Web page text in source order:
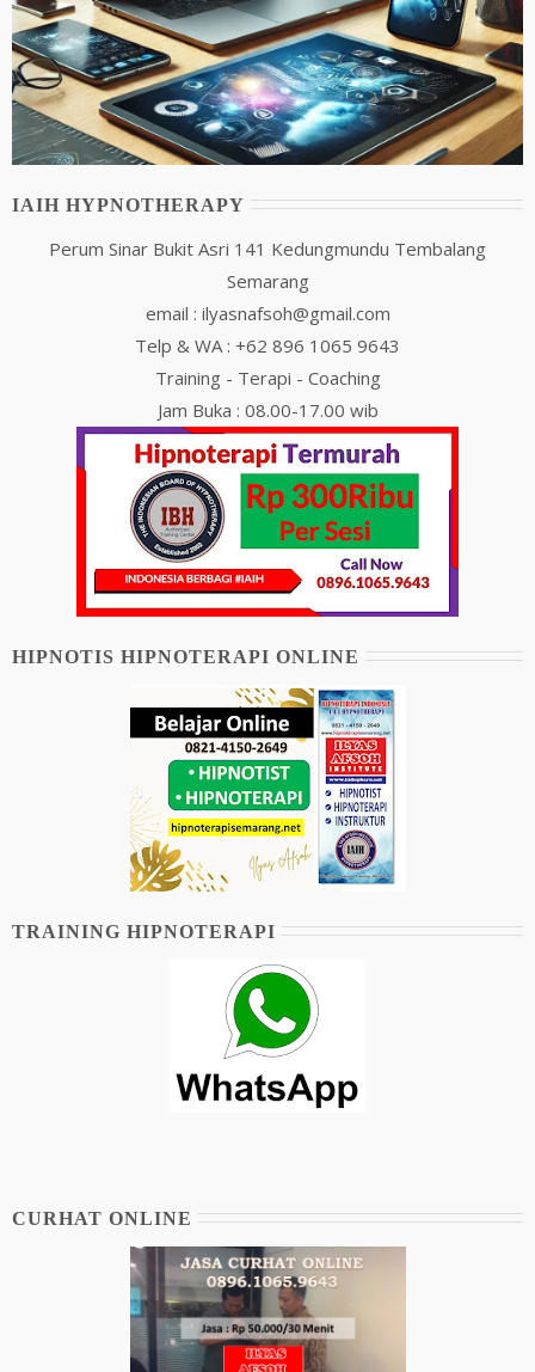
IAIH HYPNOTHERAPY
Perum Sinar Bukit Asri 141 Kedungmundu Tembalang
Semarang
email : ilyasnafsoh@gmail.com
Telp & WA : +62 896 1065 9643
Training - Terapi - Coaching
Jam Buka : 08.00-17.00 wib
HIPNOTIS HIPNOTERAPI ONLINE
TRAINING HIPNOTERAPI
CURHAT ONLINE